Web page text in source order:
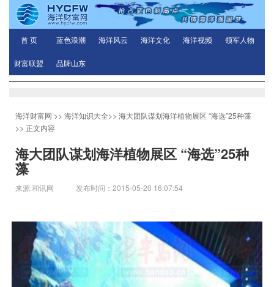
首 页 蓝色浪潮 海洋风云 海洋文化 海洋视频 领军人物
财富联盟 品牌山东
海洋财富网 >> 海洋知识大全>> 海大团队谋划海洋植物展区 “海选”25种藻
>> 正文内容
海大团队谋划海洋植物展区 “海选”25种
藻
来源:和讯网 发布时间：2015-05-20 16:07:54